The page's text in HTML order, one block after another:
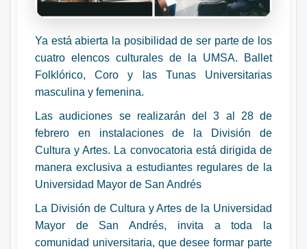
Ya está abierta la posibilidad de ser parte de los
cuatro elencos culturales de la UMSA. Ballet
Folklórico, Coro y las Tunas Universitarias
masculina y femenina.
Las audiciones se realizarán del 3 al 28 de
febrero en instalaciones de la División de
Cultura y Artes. La convocatoria está dirigida de
manera exclusiva a estudiantes regulares de la
Universidad Mayor de San Andrés
La División de Cultura y Artes de la Universidad
Mayor de San Andrés, invita a toda la
comunidad universitaria, que desee formar parte